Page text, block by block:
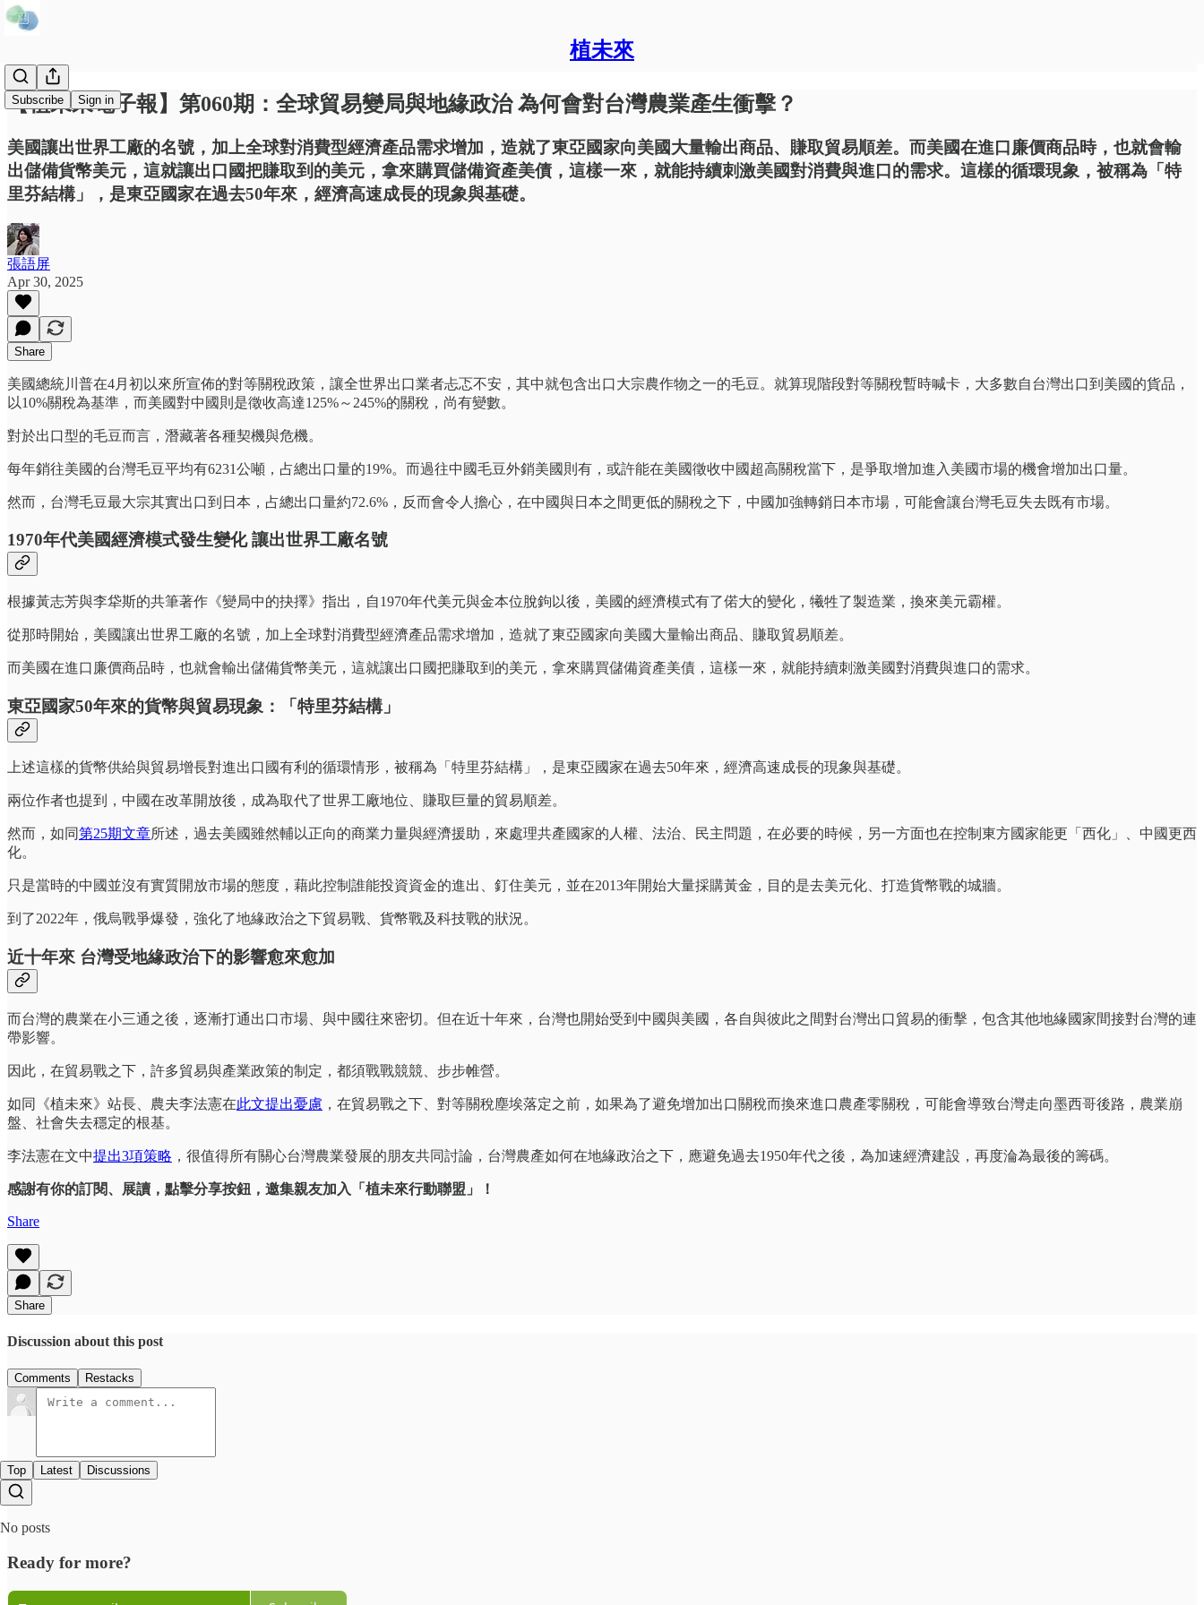
植未來
Subscribe Sign in
【植未來電子報】第060期：全球貿易變局與地緣政治 為何會對台灣農業產生衝擊？
美國讓出世界工廠的名號，加上全球對消費型經濟產品需求增加，造就了東亞國家向美國大量輸出商品、賺取貿易順差。而美國在進口廉價商品時，也就會輸
出儲備貨幣美元，這就讓出口國把賺取到的美元，拿來購買儲備資產美債，這樣一來，就能持續刺激美國對消費與進口的需求。這樣的循環現象，被稱為「特
里芬結構」，是東亞國家在過去50年來，經濟高速成長的現象與基礎。
張語屏
Apr 30, 2025
Share
美國總統川普在4月初以來所宣佈的對等關稅政策，讓全世界出口業者忐忑不安，其中就包含出口大宗農作物之一的毛豆。就算現階段對等關稅暫時喊卡，大多數自台灣出口到美國的貨品，
以10%關稅為基準，而美國對中國則是徵收高達125%～245%的關稅，尚有變數。
對於出口型的毛豆而言，潛藏著各種契機與危機。
每年銷往美國的台灣毛豆平均有6231公噸，占總出口量的19%。而過往中國毛豆外銷美國則有，或許能在美國徵收中國超高關稅當下，是爭取增加進入美國市場的機會增加出口量。
然而，台灣毛豆最大宗其實出口到日本，占總出口量約72.6%，反而會令人擔心，在中國與日本之間更低的關稅之下，中國加強轉銷日本市場，可能會讓台灣毛豆失去既有市場。
1970年代美國經濟模式發生變化 讓出世界工廠名號
根據黃志芳與李牮斯的共筆著作《變局中的抉擇》指出，自1970年代美元與金本位脫鉤以後，美國的經濟模式有了偌大的變化，犧牲了製造業，換來美元霸權。
從那時開始，美國讓出世界工廠的名號，加上全球對消費型經濟產品需求增加，造就了東亞國家向美國大量輸出商品、賺取貿易順差。
而美國在進口廉價商品時，也就會輸出儲備貨幣美元，這就讓出口國把賺取到的美元，拿來購買儲備資產美債，這樣一來，就能持續刺激美國對消費與進口的需求。
東亞國家50年來的貨幣與貿易現象：「特里芬結構」
上述這樣的貨幣供給與貿易增長對進出口國有利的循環情形，被稱為「特里芬結構」，是東亞國家在過去50年來，經濟高速成長的現象與基礎。
兩位作者也提到，中國在改革開放後，成為取代了世界工廠地位、賺取巨量的貿易順差。
然而，如同第25期文章所述，過去美國雖然輔以正向的商業力量與經濟援助，來處理共產國家的人權、法治、民主問題，在必要的時候，另一方面也在控制東方國家能更「西化」、中國更西
化。
只是當時的中國並沒有實質開放市場的態度，藉此控制誰能投資資金的進出、釘住美元，並在2013年開始大量採購黃金，目的是去美元化、打造貨幣戰的城牆。
到了2022年，俄烏戰爭爆發，強化了地緣政治之下貿易戰、貨幣戰及科技戰的狀況。
近十年來 台灣受地緣政治下的影響愈來愈加
而台灣的農業在小三通之後，逐漸打通出口市場、與中國往來密切。但在近十年來，台灣也開始受到中國與美國，各自與彼此之間對台灣出口貿易的衝擊，包含其他地緣國家間接對台灣的連
帶影響。
因此，在貿易戰之下，許多貿易與產業政策的制定，都須戰戰競競、步步帷營。
如同《植未來》站長、農夫李法憲在此文提出憂慮 ，在貿易戰之下、對等關稅塵埃落定之前，如果為了避免增加出口關稅而換來進口農產零關稅，可能會導致台灣走向墨西哥後路，農業崩
盤、社會失去穩定的根基。
李法憲在文中提出3項策略 ，很值得所有關心台灣農業發展的朋友共同討論，台灣農產如何在地緣政治之下，應避免過去1950年代之後，為加速經濟建設，再度淪為最後的籌碼。
感謝有你的訂閱、展讀，點擊分享按鈕，邀集親友加入「植未來行動聯盟」！
Share
Share
Discussion about this post
Comments Restacks
Top Latest Discussions
No posts
Ready for more?